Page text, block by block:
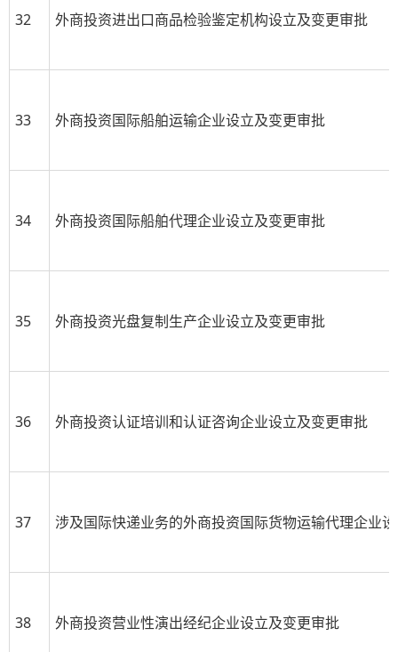
32 外商投资进出口商品检验鉴定机构设立及变更审批
33 外商投资国际船舶运输企业设立及变更审批
34 外商投资国际船舶代理企业设立及变更审批
35 外商投资光盘复制生产企业设立及变更审批
36 外商投资认证培训和认证咨询企业设立及变更审批
37 涉及国际快递业务的外商投资国际货物运输代理企业
38 外商投资营业性演出经纪企业设立及变更审批